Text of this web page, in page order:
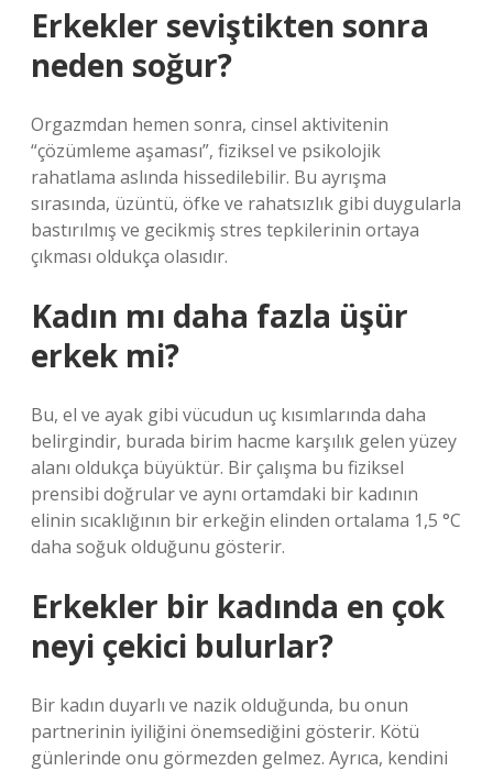
Erkekler seviştikten sonra
neden soğur?
Orgazmdan hemen sonra, cinsel aktivitenin
“çözümleme aşaması”, fiziksel ve psikolojik
rahatlama aslında hissedilebilir. Bu ayrışma
sırasında, üzüntü, öfke ve rahatsızlık gibi duygularla
bastırılmış ve gecikmiş stres tepkilerinin ortaya
çıkması oldukça olasıdır.
Kadın mı daha fazla üşür
erkek mi?
Bu, el ve ayak gibi vücudun uç kısımlarında daha
belirgindir, burada birim hacme karşılık gelen yüzey
alanı oldukça büyüktür. Bir çalışma bu fiziksel
prensibi doğrular ve aynı ortamdaki bir kadının
elinin sıcaklığının bir erkeğin elinden ortalama 1,5 °C
daha soğuk olduğunu gösterir.
Erkekler bir kadında en çok
neyi çekici bulurlar?
Bir kadın duyarlı ve nazik olduğunda, bu onun
partnerinin iyiliğini önemsediğini gösterir. Kötü
günlerinde onu görmezden gelmez. Ayrıca, kendini